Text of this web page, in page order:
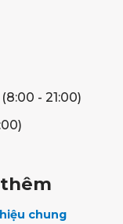
(8:00 - 21:00)
chung